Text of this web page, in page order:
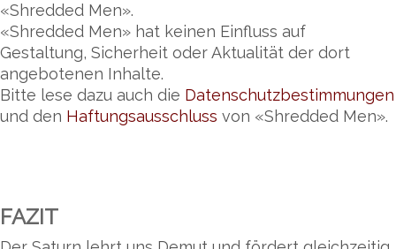
«Shredded Men».
«Shredded Men» hat keinen Einfluss auf
Gestaltung, Sicherheit oder Aktualität der dort
angebotenen Inhalte.
Bitte lese dazu auch die Datenschutzbestimmungen
und den Haftungsausschluss von «Shredded Men».
FAZIT